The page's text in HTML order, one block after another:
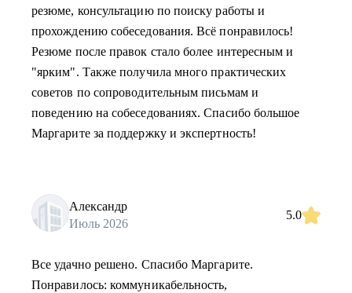
резюме, консультацию по поиску работы и
прохождению собеседования. Всё понравилось!
Резюме после правок стало более интересным и
"ярким". Также получила много практических
советов по сопроводительным письмам и
поведению на собеседованиях. Спасибо большое
Маргарите за поддержку и экспертность!
Александр
Июль 2026
5.0
Все удачно решено. Спасибо Маргарите.
Понравилось: коммуникабельность,